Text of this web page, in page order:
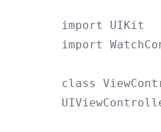
import UIKit
import
class